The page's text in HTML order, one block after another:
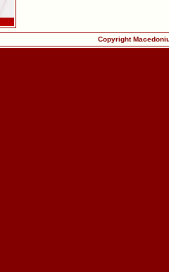
Copyright